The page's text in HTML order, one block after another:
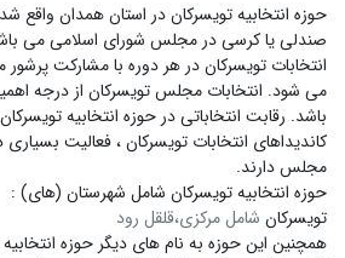
صندلی یا کرسی در مجلس شورای اسلامی می
انتخابات تویسرکان در هر دوره با مشارکت پرشور
می شود. انتخابات مجلس تویسرکان از درجه
باشد. رقابت انتخاباتی در حوزه انتخابیه
کاندیداهای انتخابات تویسرکان ،فعالیت بسیاری
مجلس دارند.
حوزه انتخابیه تویسرکان شامل شهرستان (های) :
تویسرکان شامل مرکزی،قلقل رود
همچنین این حوزه به نام های دیگر حوزه